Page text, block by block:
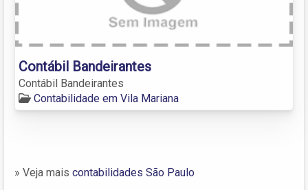
Contábil Bandeirantes
Contábil Bandeirantes
Contabilidade em Vila Mariana
» Veja mais contabilidades São Paulo